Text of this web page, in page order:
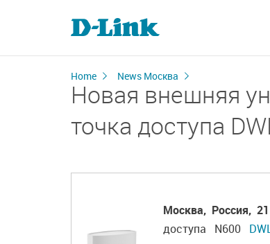
Home News Москва
Новая внешняя
точка доступа
Москва, Россия,
доступа N600